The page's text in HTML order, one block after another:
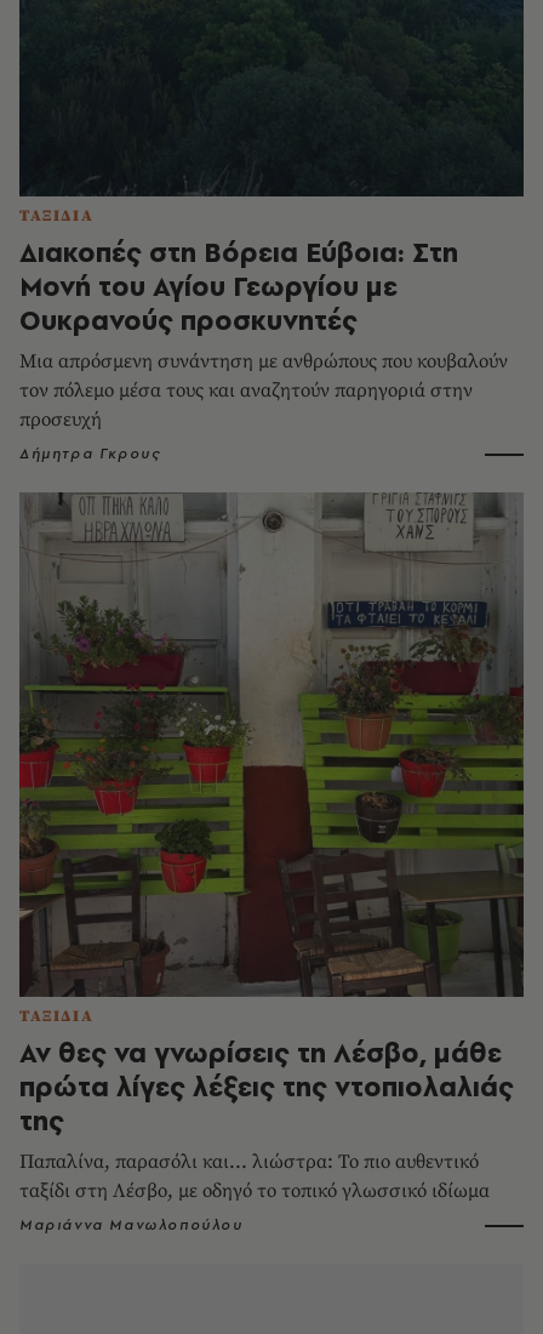
ΤΑΞΙΔΙΑ
Διακοπές στη Βόρεια Εύβοια: Στη
Μονή του Αγίου Γεωργίου με
Ουκρανούς προσκυνητές
Μια απρόσμενη συνάντηση με ανθρώπους που κουβαλούν
τον πόλεμο μέσα τους και αναζητούν παρηγοριά στην
προσευχή
Δήμητρα Γκρους
ΤΑΞΙΔΙΑ
Αν θες να γνωρίσεις τη Λέσβο, μάθε
πρώτα λίγες λέξεις της ντοπιολαλιάς
της
Παπαλίνα, παρασόλι και... λιώστρα: Το πιο αυθεντικό
ταξίδι στη Λέσβο, με οδηγό το τοπικό γλωσσικό ιδίωμα
Μαριάννα Μανωλοπούλου